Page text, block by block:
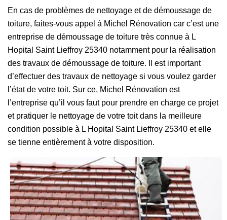
En cas de problèmes de nettoyage et de démoussage de
toiture, faites-vous appel à Michel Rénovation car c’est une
entreprise de démoussage de toiture très connue à L
Hopital Saint Lieffroy 25340 notamment pour la réalisation
des travaux de démoussage de toiture. Il est important
d’effectuer des travaux de nettoyage si vous voulez garder
l’état de votre toit. Sur ce, Michel Rénovation est
l’entreprise qu’il vous faut pour prendre en charge ce projet
et pratiquer le nettoyage de votre toit dans la meilleure
condition possible à L Hopital Saint Lieffroy 25340 et elle
se tienne entièrement à votre disposition.